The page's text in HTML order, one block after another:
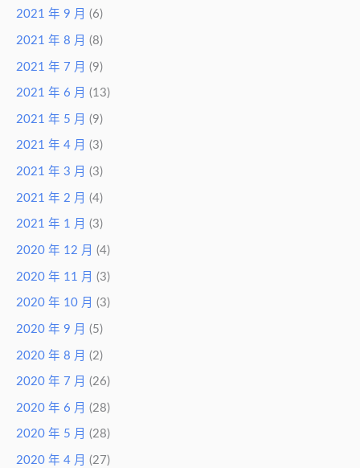
2021 年 9 月 (6)
2021 年 8 月 (8)
2021 年 7 月 (9)
2021 年 6 月 (13)
2021 年 5 月 (9)
2021 年 4 月 (3)
2021 年 3 月 (3)
2021 年 2 月 (4)
2021 年 1 月 (3)
2020 年 12 月 (4)
2020 年 11 月 (3)
2020 年 10 月 (3)
2020 年 9 月 (5)
2020 年 8 月 (2)
2020 年 7 月 (26)
2020 年 6 月 (28)
2020 年 5 月 (28)
2020 年 4 月 (27)